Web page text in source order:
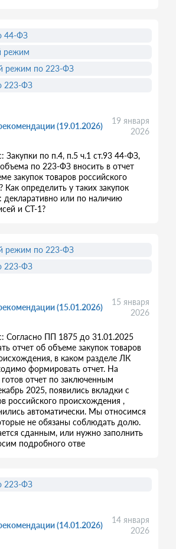
(19.01.2026)
19 января
2026
Закупки по п.4, п.5 ч.1 ст.93 44-ФЗ,
по 223-ФЗ вносить в отчет
закупок товаров российского
Как определить у таких закупок
декларативно или по наличию
и СТ-1?
44-ФЗ
режим
режим по 223-ФЗ
223-ФЗ
(15.01.2026)
15 января
2026
Согласно ПП 1875 до 31.01.2025
отчет об объеме закупок товаров
в каком разделе ЛК
формировать отчет. На
отчет по заключенным
2025, появились вкладки с
российского происхождения ,
автоматически. Мы относимся
не обязаны соблюдать долю.
сданным, или нужно заполнить
подробного отве
режим по 223-ФЗ
223-ФЗ
(14.01.2026)
14 января
2026
223-ФЗ